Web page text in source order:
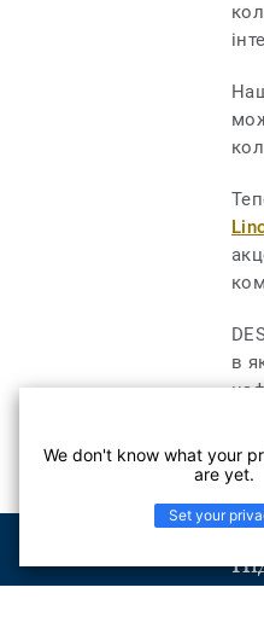
в
We don't know what your
are yet.
Set your